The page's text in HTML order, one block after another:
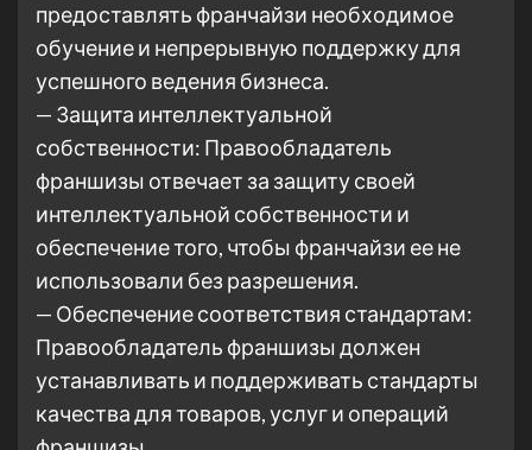
предоставлять франчайзи необходимое
обучение и непрерывную поддержку для
успешного ведения бизнеса.
— Защита интеллектуальной
собственности: Правообладатель
франшизы отвечает за защиту своей
интеллектуальной собственности и
обеспечение того, чтобы франчайзи ее не
использовали без разрешения.
— Обеспечение соответствия стандартам:
Правообладатель франшизы должен
устанавливать и поддерживать стандарты
качества для товаров, услуг и операций